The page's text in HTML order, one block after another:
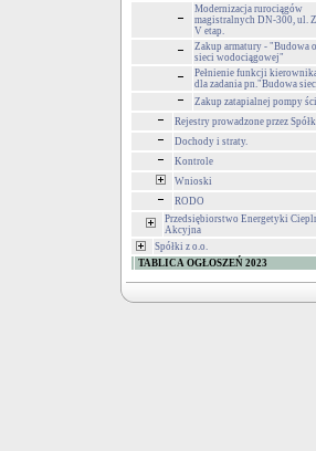
Modernizacja rurociągów
magistralnych DN-300, ul.
V etap.
Zakup armatury - "Budowa
sieci wodociągowej"
Pełnienie funkcji
dla zadania pn."Budowa
Zakup zatapialnej pompy
Rejestry prowadzone przez
Dochody i straty.
Kontrole
Wnioski
RODO
Przedsiębiorstwo Energetyki
Akcyjna
Spółki z o.o.
TABLICA OGŁOSZEŃ 2023